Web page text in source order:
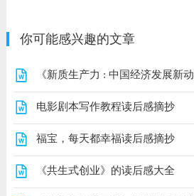
你可能感兴趣的文章
电影剧本写作教程读后感摘抄
福宝，每天都幸福读后感摘抄
《共生式创业》的读后感大全